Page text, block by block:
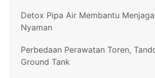
Detox Pipa Air Membantu
Nyaman
Perbedaan Perawatan Toren,
Ground Tank